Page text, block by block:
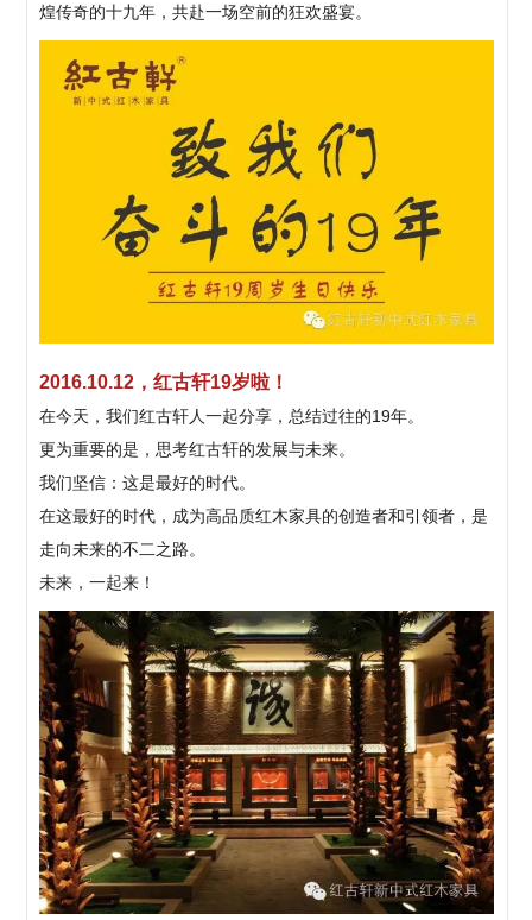
煌传奇的十九年，共赴一场空前的狂欢盛宴。
2016.10.12，红古轩19岁啦！
在今天，我们红古轩人一起分享，总结过往的19年。
更为重要的是，思考红古轩的发展与未来。
我们坚信：这是最好的时代。
在这最好的时代，成为高品质红木家具的创造者和引领者，是
走向未来的不二之路。
未来，一起来！